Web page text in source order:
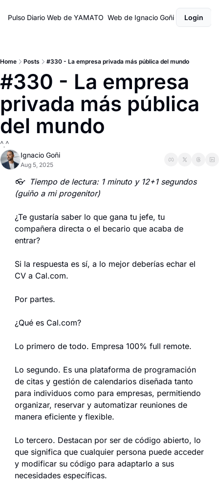
Pulso Diario Web de YAMATO Web de Ignacio Goñi Login
Home Posts #330 - La empresa privada más pública del mundo
#330 - La empresa
privada más pública
del mundo
^.^
Ignacio Goñi
Aug 5, 2025
👓  Tiempo de lectura: 1 minuto y 12+1 segundos
(guiño a mi progenitor)
¿Te gustaría saber lo que gana tu jefe, tu
compañera directa o el becario que acaba de
entrar?
Si la respuesta es sí, a lo mejor deberías echar el
CV a Cal.com.
Por partes.
¿Qué es Cal.com?
Lo primero de todo. Empresa 100% full remote.
Lo segundo. Es una plataforma de programación
de citas y gestión de calendarios diseñada tanto
para individuos como para empresas, permitiendo
organizar, reservar y automatizar reuniones de
manera eficiente y flexible.
Lo tercero. Destacan por ser de código abierto, lo
que significa que cualquier persona puede acceder
y modificar su código para adaptarlo a sus
necesidades específicas.